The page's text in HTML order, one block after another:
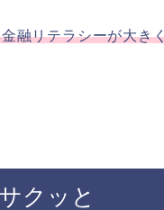
融リテラシーが大き
クッと